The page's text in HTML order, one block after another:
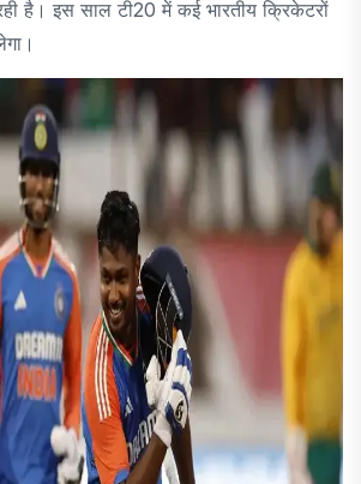
है। इस साल टी20 में कई भारतीय क्रिकेटरों